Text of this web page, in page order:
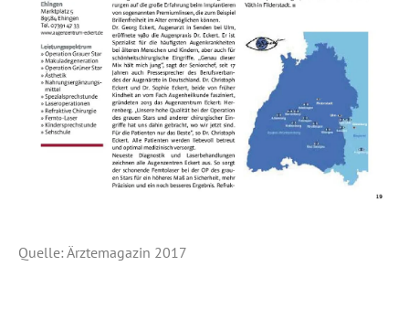
Quelle: Ärztemagazin 2017